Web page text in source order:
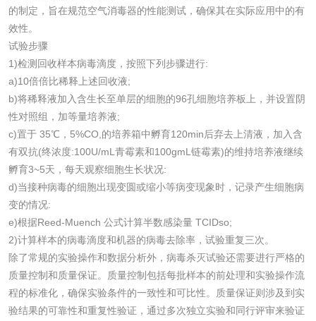
的制定，旨在规范空气消毒器的性能测试，确保其在实际应用中的有
效性。
试验步骤
1)检测回收样本病毒滴度，按照下列步骤进行:
a)10倍倍比稀释上述回收液;
b)将稀释液加入含生长至单层的细胞的96孔细胞培养板上，并设置阴
性对照组，加等量培养液;
c)置于 35℃，5%CO,的培养箱中孵育120min后弃去上清液，加入含
有双抗(终浓度:100U/mL青霉素和100gmL链霉素)的维持培养液继续
孵育3~5天，每天观察细胞生长状况:
d)当接种病毒的细胞出现变圆或缩小等病变现象时，记录产生细胞病
变的情况:
e)根据Reed-Muench 公式计算半数感染量 TCIDso;
2)计算样本的病毒滴度和机器的病毒去除率，试验重复三次。
除了常规的实验操作和数据分析外，病毒杀灭试验还需要进行严格的
质量控制和质量保证。质量控制包括每批样本的前处理和实验操作流
程的标准化，确保实验条件的一致性和可比性。质量保证则涉及到实
验结果的可靠性和重复性验证，通过多次独立实验和同行评审来验证
微生物检测
化妆品
化妆品毒理试验 化妆品毒理测试
化妆品眼刺激试验 化妆品皮肤刺激试
化妆品急性经口毒
性试验
化妆品皮肤变态反
应试验
皮肤光变态反应试
验
日化产品